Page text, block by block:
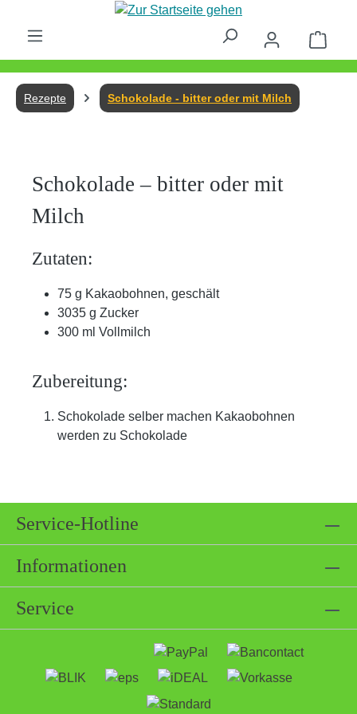
Zum Hauptinhalt springen
Rezepte Schokolade - bitter oder mit Milch
Schokolade – bitter oder mit
Milch
Zutaten:
75 g Kakaobohnen, geschält
3035 g Zucker
300 ml Vollmilch
Zubereitung:
Schokolade selber machen Kakaobohnen
werden zu Schokolade
Service-Hotline
Informationen
Service